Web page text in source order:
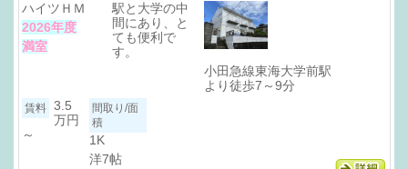
ハイツＨＭ
2026年度
満室
駅と大学の中
間にあり、と
ても便利で
す。
小田急線東海大学前駅
より徒歩7～9分
3.5
万円
～
1K
洋7帖